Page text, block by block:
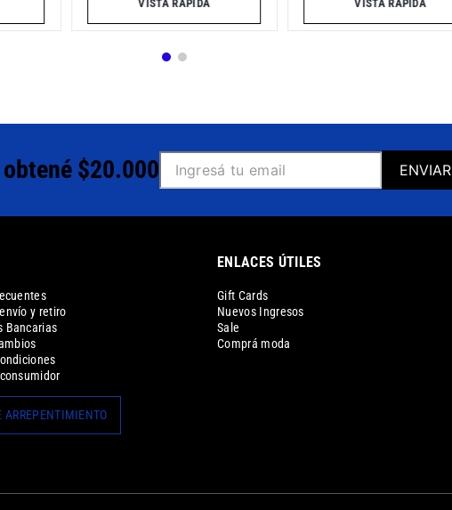
VISTA RÁPIDA VISTA RÁPIDA
$20.000 ENVIAR
y retiro
Bancarias
ARREPENTIMIENTO
ENLACES ÚTILES
Gift Cards
Nuevos Ingresos
Sale
Comprá moda